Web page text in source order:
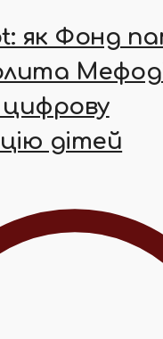
як Фонд
цифрову
дітей